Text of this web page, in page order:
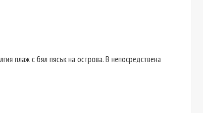
плаж с бял пясък на острова. В непосредствена